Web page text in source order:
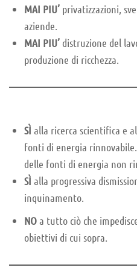
MAI PIU’ privatizzazioni,
aziende.
MAI PIU’ distruzione del
produzione di ricchezza.
SÌ alla ricerca scientifica e
fonti di energia
delle fonti di energia non
SÌ alla progressiva
inquinamento.
NOa tutto ciò che
obiettivi di cui sopra.